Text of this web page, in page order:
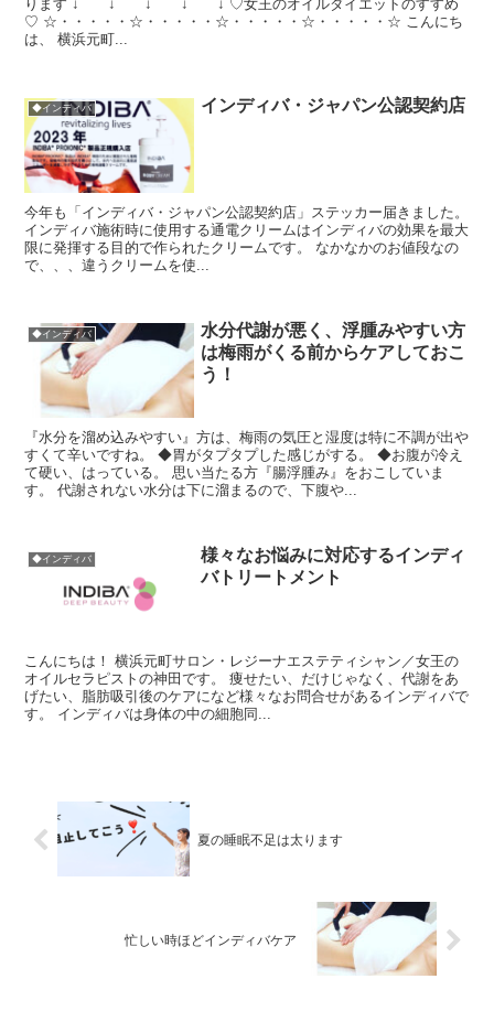
ります ↓ ↓ ↓ ↓ ↓ ♡女王のオイルダイエットのすすめ
♡ ☆・・・・・☆・・・・・☆・・・・・☆・・・・・☆ こんにち
は、 横浜元町...
◆インディバ インディバ・ジャパン公認契約店
今年も「インディバ・ジャパン公認契約店」ステッカー届きました。
インディバ施術時に使用する通電クリームはインディバの効果を最大
限に発揮する目的で作られたクリームです。 なかなかのお値段なの
で、、、違うクリームを使...
◆インディバ
水分代謝が悪く、浮腫みやすい方
は梅雨がくる前からケアしておこ
う！
『水分を溜め込みやすい』方は、梅雨の気圧と湿度は特に不調が出や
すくて辛いですね。 ◆胃がタプタプした感じがする。 ◆お腹が冷え
て硬い、はっている。 思い当たる方『腸浮腫み』をおこしていま
す。 代謝されない水分は下に溜まるので、下腹や...
◆インディバ
様々なお悩みに対応するインディ
バトリートメント
こんにちは！ 横浜元町サロン・レジーナエステティシャン／女王の
オイルセラピストの神田です。 痩せたい、だけじゃなく、代謝をあ
げたい、脂肪吸引後のケアになど様々なお問合せがあるインディバで
す。 インディバは身体の中の細胞同...
夏の睡眠不足は太ります
忙しい時ほどインディバケア